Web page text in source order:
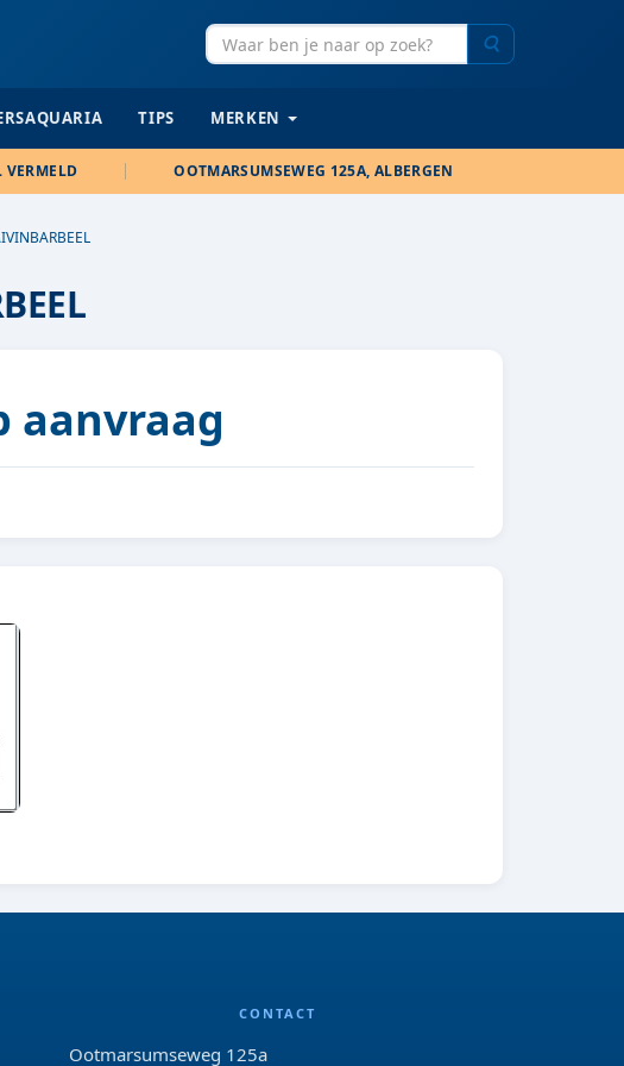
TIPS MERKEN
VERMELD OOTMARSUMSEWEG 125A, ALBERGEN
aanvraag
CONTACT
Ootmarsumseweg 125a